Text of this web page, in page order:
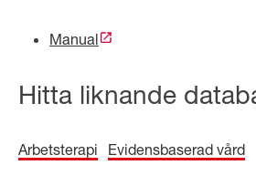
Manual
Hitta liknande
Arbetsterapi Evidensbaserad vård